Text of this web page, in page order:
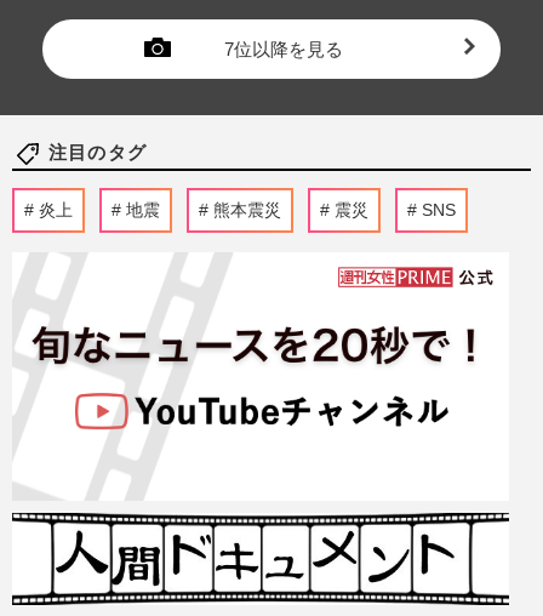
7位以降を見る
注目のタグ
炎上 地震 熊本震災 震災 SNS